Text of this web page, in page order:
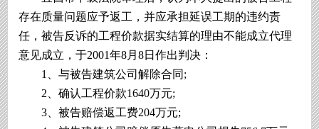
存在质量问题应予返工，并应承担延误工期的违约责
任，被告反诉的工程价款据实结算的理由不能成立代理
意见成立，于2001年8月8日作出判决：
1、与被告建筑公司解除合同;
2、确认工程价款1640万元;
3、被告赔偿返工费204万元;